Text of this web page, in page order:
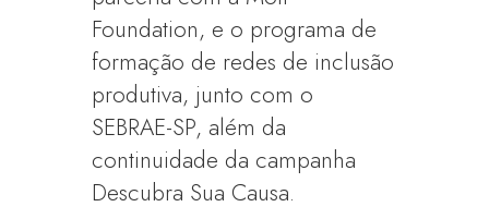
Foundation, e o programa de
formação de redes de inclusão
produtiva, junto com o
SEBRAE-SP, além da
continuidade da campanha
Descubra Sua Causa.